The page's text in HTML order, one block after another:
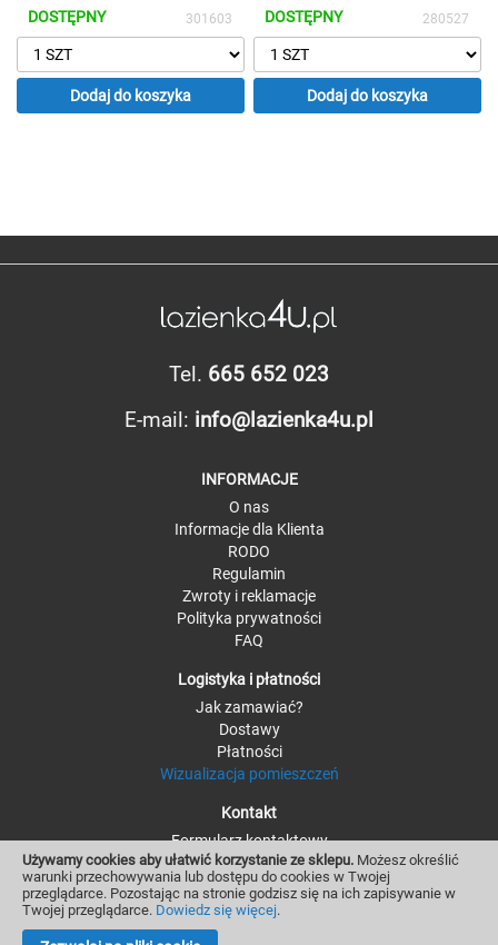
Używamy cookies aby ułatwić korzystanie ze sklepu. Możesz określić
warunki przechowywania lub dostępu do cookies w Twojej
przeglądarce. Pozostając na stronie godzisz się na ich zapisywanie w
Twojej przeglądarce. Dowiedz się więcej.
życzeń
DOSTĘPNY
301603
Dodaj do koszyka
życzeń
DOSTĘPNY
280527
Dodaj do koszyka
Tel. 665 652 023
E-mail: info@lazienka4u.pl
INFORMACJE
O nas
Informacje dla Klienta
RODO
Regulamin
Zwroty i reklamacje
Polityka prywatności
FAQ
Logistyka i płatności
Jak zamawiać?
Dostawy
Płatności
Wizualizacja pomieszczeń
Kontakt
Formularz kontaktowy
Kontakt - szczegóły
Moje konto i zamówienia